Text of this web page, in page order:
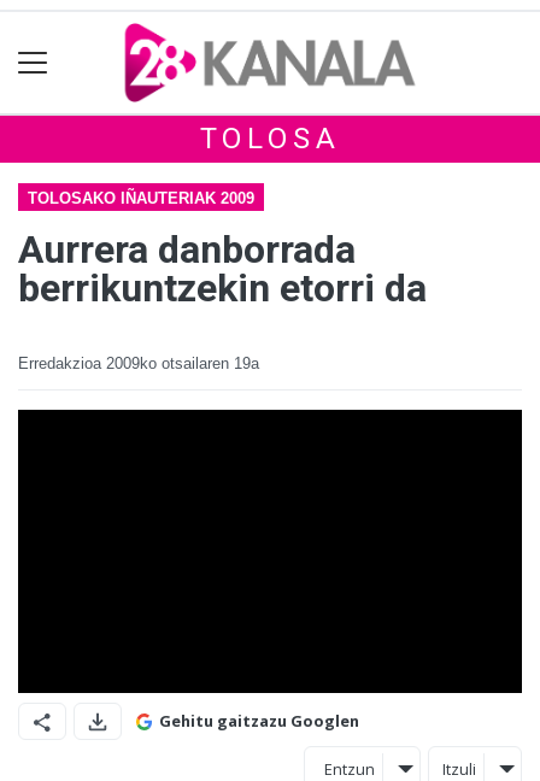
TOLOSA
TOLOSAKO IÑAUTERIAK 2009
Aurrera danborrada
berrikuntzekin etorri da
Erredakzioa 2009ko otsailaren 19a
Gehitu gaitzazu Googlen
Entzun Itzuli